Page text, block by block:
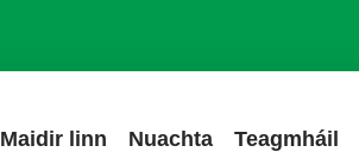
Maidir linn Nuachta Teagmháil